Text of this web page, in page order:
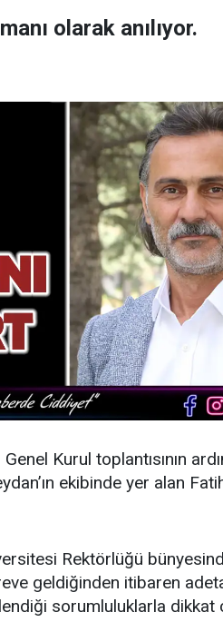
olarak anılıyor.
Kurul toplantısının
ekibinde yer alan
Rektörlüğü
geldiğinden itibaren
sorumluluklarla dikkat